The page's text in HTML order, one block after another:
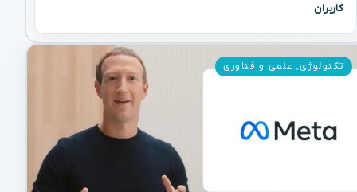
کاربران
تکنولوژی, علمی و فناوری